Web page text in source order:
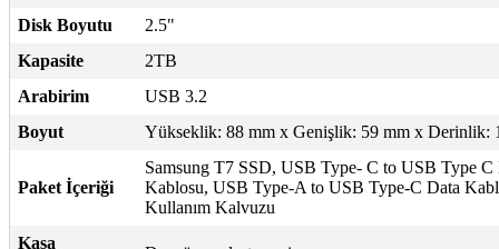
Disk Boyutu
2.5"
Kapasite
2TB
Arabirim
USB 3.2
Boyut
Yükseklik: 88 mm x Genişlik: 59 mm x Derinlik:
Paket İçeriği
Samsung T7 SSD, USB Type- C to USB Type C
Kablosu, USB Type-A to USB Type-C Data
Kullanım Kalvuzu
Kasa